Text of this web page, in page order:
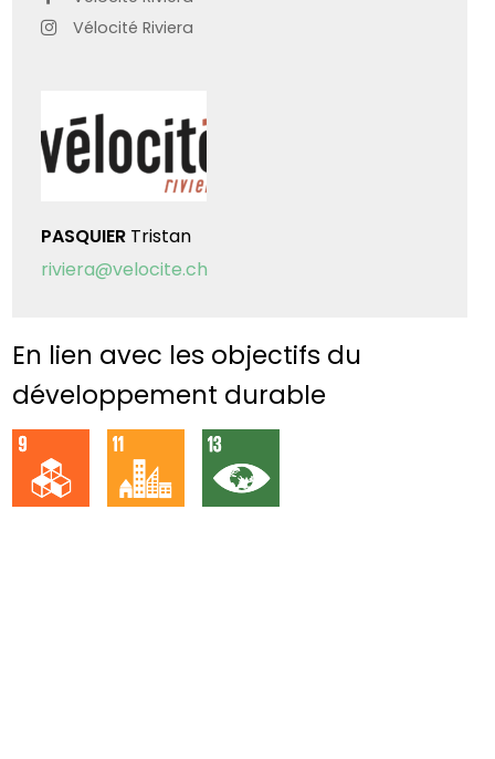
Vélocité Riviera
PASQUIER Tristan
riviera@velocite.ch
En lien avec les objectifs du
développement durable